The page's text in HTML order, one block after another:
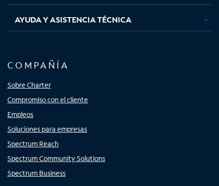
AYUDA Y ASISTENCIA TÉCNICA
COMPAÑÍA
Sobre Charter
Compromiso con el cliente
Empleos
Soluciones para empresas
Spectrum Reach
Spectrum Community Solutions
Spectrum Business